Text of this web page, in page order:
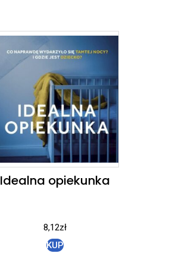
Idealna opiekunka
8,12zł
KUP